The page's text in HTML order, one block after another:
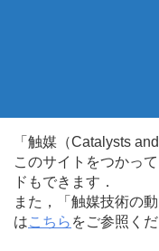
「触媒（Catalysts
このサイトをつかっ
ドもできます．
また，「触媒技術の
はこちら をご参照くだ